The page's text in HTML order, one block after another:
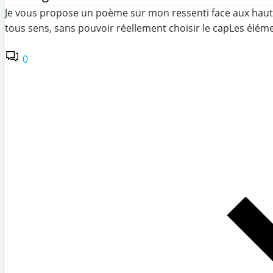
Je vous propose un poème sur mon ressenti face aux
tous sens, sans pouvoir réellement choisir le capLes
0